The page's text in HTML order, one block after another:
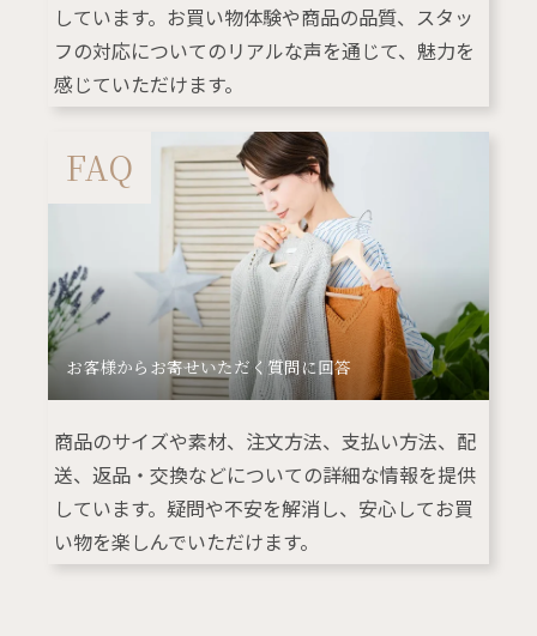
しています。お買い物体験や商品の品質、スタッ
フの対応についてのリアルな声を通じて、魅力を
感じていただけます。
FAQ
お客様からお寄せいただく質問に回答
商品のサイズや素材、注文方法、支払い方法、配
送、返品・交換などについての詳細な情報を提供
しています。疑問や不安を解消し、安心してお買
い物を楽しんでいただけます。